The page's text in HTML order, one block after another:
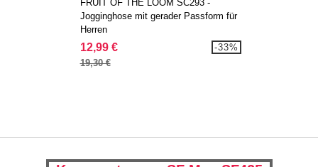
FRUIT OF THE LOOM SC293 -
Jogginghose mit gerader Passform für
Herren
12,99 €
19,30 €
-33%